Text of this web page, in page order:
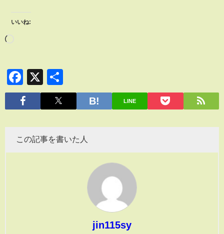
いいね:
Facebook
X
有
LINE
この記事を書いた人
jin115sy